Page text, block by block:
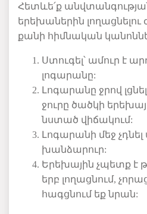
Հետևե՛ք
երեխաներին
քանի հիմնական
Ստուգել՝ ամուր է
լոգարանը:
Լոգարանը ջրով լցնել
ջուրը ծածկի
նստած վիճակում:
Լոգարանի մեջ չդնել
խանձարուր:
Երեխային չպետք է
երբ լողացնում,
հագցնում եք նրան: